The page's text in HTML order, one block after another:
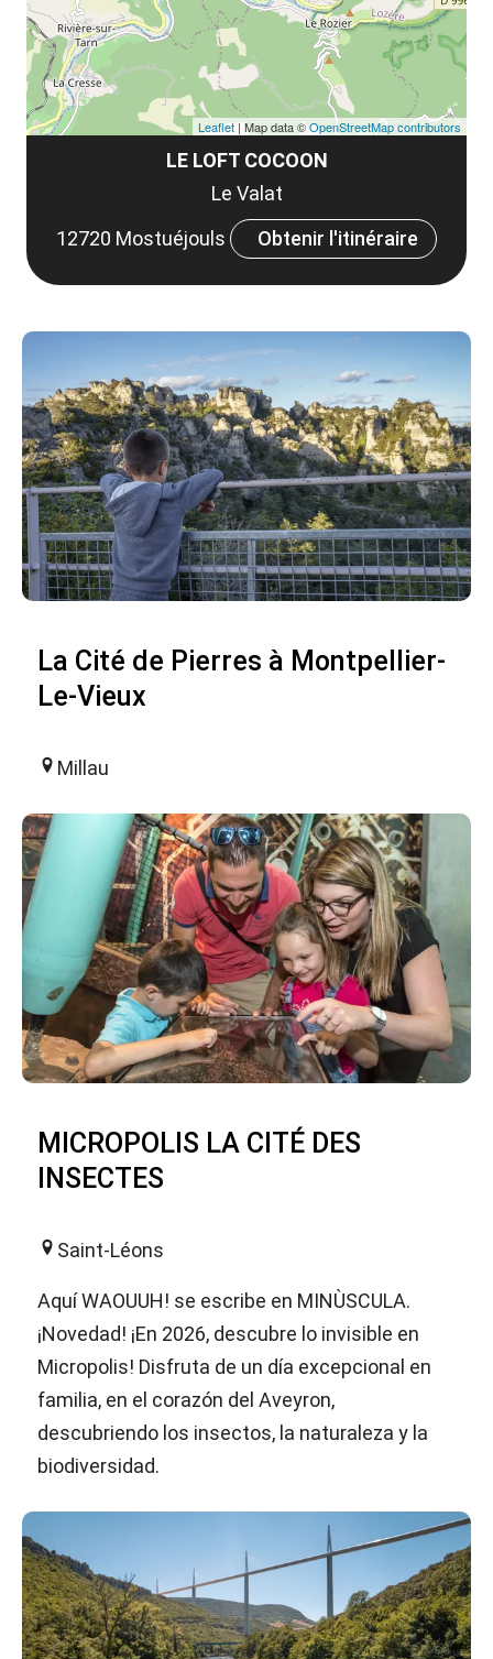
LE LOFT COCOON
Le Valat
12720 Mostuéjouls
Obtenir l'itinéraire
Leaflet | Map data ©OpenStreetMap contributors
La Cité de Pierres à Montpellier-
Le-Vieux
Millau
MICROPOLIS LA CITÉ DES
INSECTES
Saint-Léons
Aquí WAOUUH! se escribe en MINÙSCULA.
¡Novedad! ¡En 2026, descubre lo invisible en
Micropolis! Disfruta de un día excepcional en
familia, en el corazón del Aveyron,
descubriendo los insectos, la naturaleza y la
biodiversidad.